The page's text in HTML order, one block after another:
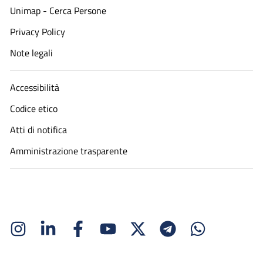
Unimap - Cerca Persone
Privacy Policy
Note legali
Accessibilità
Codice etico
Atti di notifica
Amministrazione trasparente